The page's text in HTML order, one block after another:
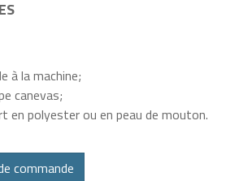
à la machine;
canevas;
polyester ou en peau de mouton.
commande